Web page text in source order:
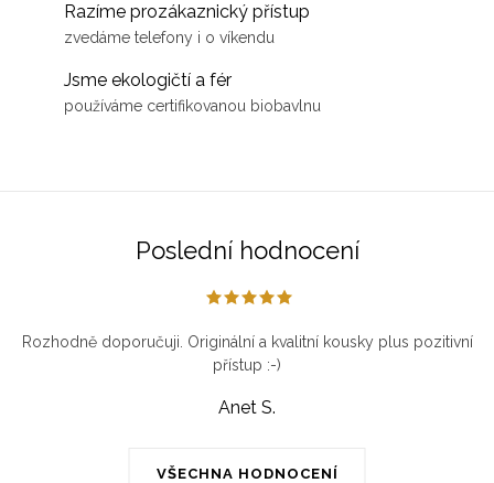
Razíme prozákaznický přístup
zvedáme telefony i o víkendu
Jsme ekologičtí a fér
používáme certifikovanou biobavlnu
Poslední hodnocení
VŠECHNA HODNOCENÍ
Rozhodně doporučuji. Originální a kvalitní kousky plus pozitivní
přístup :-)
Anet S.